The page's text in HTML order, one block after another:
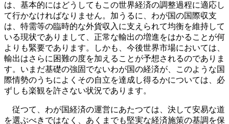
は、基本的にはどうしてもこの世界経済の調整過程に適応し
て行かなければなりません。加うるに、わが国の国際収支
は、特需等の臨時的な外貨収入に支えられて均衡を維持して
いる現状でありまして、正常な輸出の増進をはかることが何
よりも緊要であります。しかも、今後世界市場においては、
輸出はさらに困難の度を加えることが予想されるのでありま
す。いまだ基礎の強固でないわが国の経済が、このような国
際情勢のうちによくその自立を達成し得るかについては、必
ずしも楽観を許さない状況であります。
従つて、わが国経済の運営にあたつては、決して安易な道
を選ぶべきではなく、あくまでも堅実な経済施策の基調を保